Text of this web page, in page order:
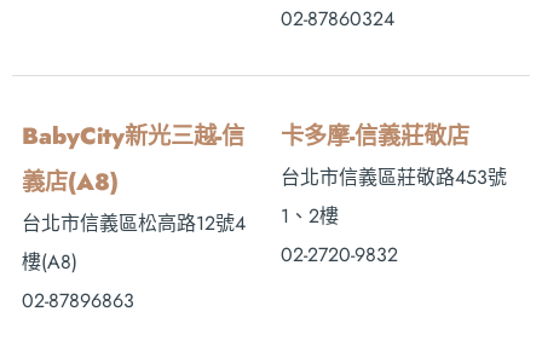
02-87860324
BabyCity新光三越-信
義店(A8)
台北市信義區松高路12號4
樓(A8)
02-87896863
卡多摩-信義莊敬店
台北市信義區莊敬路453號
1、2樓
02-2720-9832